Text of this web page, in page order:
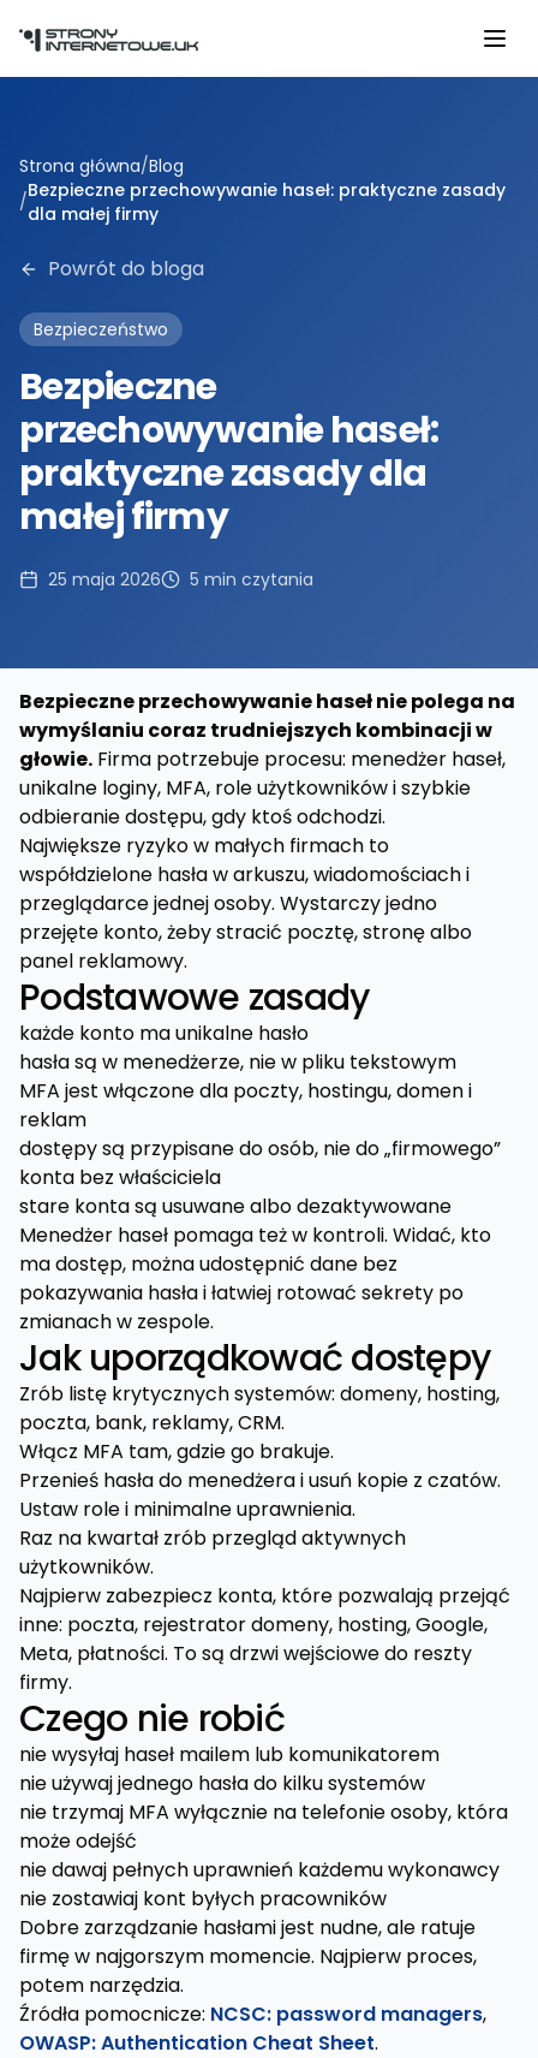
Strona główna/Blog
/Bezpieczne przechowywanie haseł: praktyczne zasady
dla małej firmy
Powrót do bloga
Bezpieczeństwo
Bezpieczne
przechowywanie haseł:
praktyczne zasady dla
małej firmy
25 maja 2026 5 min czytania
Bezpieczne przechowywanie haseł nie polega na
wymyślaniu coraz trudniejszych kombinacji w
głowie. Firma potrzebuje procesu: menedżer haseł,
unikalne loginy, MFA, role użytkowników i szybkie
odbieranie dostępu, gdy ktoś odchodzi.
Największe ryzyko w małych firmach to
współdzielone hasła w arkuszu, wiadomościach i
przeglądarce jednej osoby. Wystarczy jedno
przejęte konto, żeby stracić pocztę, stronę albo
panel reklamowy.
Podstawowe zasady
każde konto ma unikalne hasło
hasła są w menedżerze, nie w pliku tekstowym
MFA jest włączone dla poczty, hostingu, domen i
reklam
dostępy są przypisane do osób, nie do „firmowego”
konta bez właściciela
stare konta są usuwane albo dezaktywowane
Menedżer haseł pomaga też w kontroli. Widać, kto
ma dostęp, można udostępnić dane bez
pokazywania hasła i łatwiej rotować sekrety po
zmianach w zespole.
Jak uporządkować dostępy
Zrób listę krytycznych systemów: domeny, hosting,
poczta, bank, reklamy, CRM.
Włącz MFA tam, gdzie go brakuje.
Przenieś hasła do menedżera i usuń kopie z czatów.
Ustaw role i minimalne uprawnienia.
Raz na kwartał zrób przegląd aktywnych
użytkowników.
Najpierw zabezpiecz konta, które pozwalają przejąć
inne: poczta, rejestrator domeny, hosting, Google,
Meta, płatności. To są drzwi wejściowe do reszty
firmy.
Czego nie robić
nie wysyłaj haseł mailem lub komunikatorem
nie używaj jednego hasła do kilku systemów
nie trzymaj MFA wyłącznie na telefonie osoby, która
może odejść
nie dawaj pełnych uprawnień każdemu wykonawcy
nie zostawiaj kont byłych pracowników
Dobre zarządzanie hasłami jest nudne, ale ratuje
firmę w najgorszym momencie. Najpierw proces,
potem narzędzia.
Źródła pomocnicze: NCSC: password managers,
OWASP: Authentication Cheat Sheet.